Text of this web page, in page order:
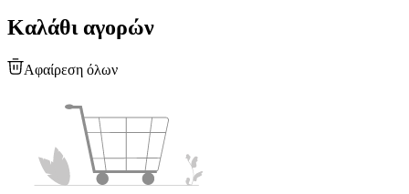
Καλάθι αγορών
Αφαίρεση όλων